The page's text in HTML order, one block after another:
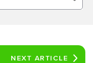
NEXT ARTICLE